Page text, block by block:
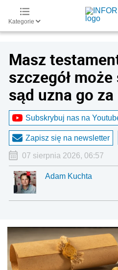
Kategorie
Masz
szczegół
sąd uzna go
Subskrybuj nas na
Zapisz się na newsletter
07 sierpnia 2026, 06:57
Adam Kuchta